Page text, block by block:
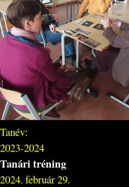
Tanév:
2023-2024
Tanári tréning
2024. február 29.